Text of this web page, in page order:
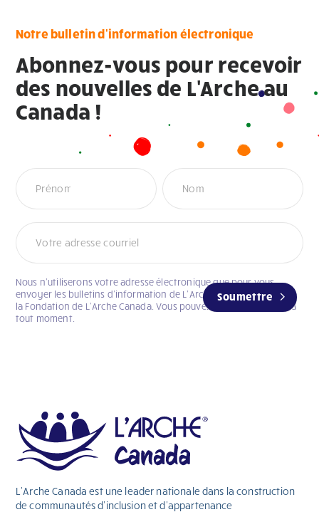
Notre bulletin d'information électronique
Abonnez-vous pour recevoir
des nouvelles de L'Arche au
Canada !
Newsletter
Soumettre
Nous n’utiliserons votre adresse électronique que pour vous
envoyer les bulletins d’information de L’Arche Canada et celui de
la Fondation de L’Arche Canada. Vous pouvez vous désabonner à
tout moment.
L’Arche Canada est une leader nationale dans la construction
de communautés d’inclusion et d’appartenance